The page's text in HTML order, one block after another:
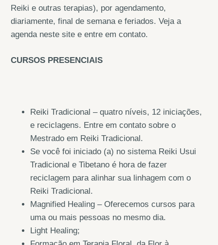
Reiki e outras terapias), por agendamento,
diariamente, final de semana e feriados. Veja a
agenda neste site e entre em contato.
CURSOS PRESENCIAIS
Reiki Tradicional – quatro níveis, 12 iniciações,
e reciclagens. Entre em contato sobre o
Mestrado em Reiki Tradicional.
Se você foi iniciado (a) no sistema Reiki Usui
Tradicional e Tibetano é hora de fazer
reciclagem para alinhar sua linhagem com o
Reiki Tradicional.
Magnified Healing – Oferecemos cursos para
uma ou mais pessoas no mesmo dia.
Light Healing;